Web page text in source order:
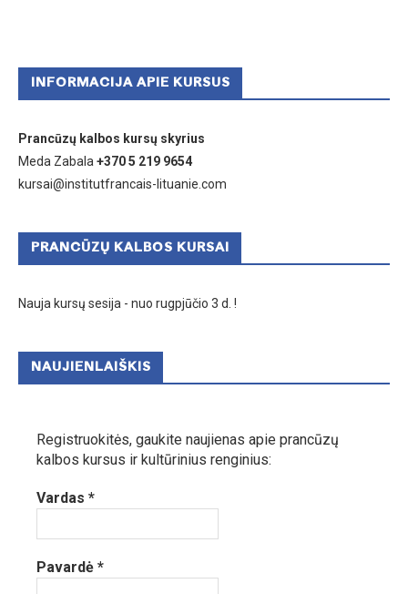
INFORMACIJA APIE KURSUS
Prancūzų kalbos kursų skyrius
Meda Zabala +370 5 219 9654
kursai@institutfrancais-lituanie.com
PRANCŪZŲ KALBOS KURSAI
Nauja kursų sesija - nuo rugpjūčio 3 d. !
NAUJIENLAIŠKIS
Registruokitės, gaukite naujienas apie prancūzų
kalbos kursus ir kultūrinius renginius:
Vardas *
Pavardė *